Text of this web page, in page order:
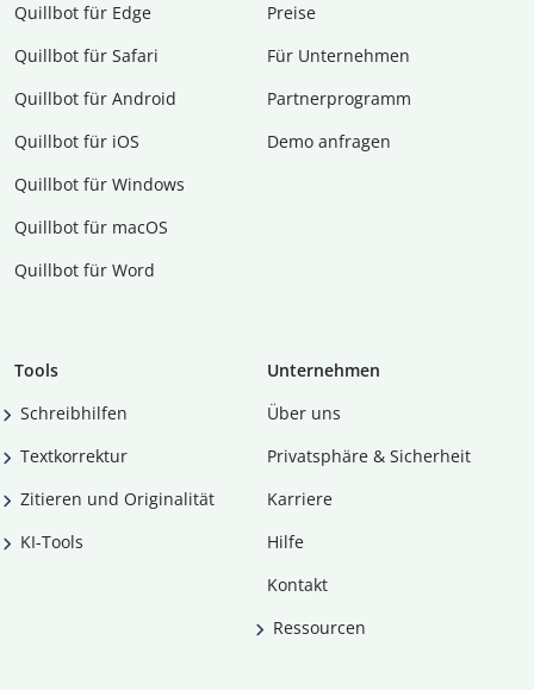
Quillbot für Edge
Quillbot für Safari
Quillbot für Android
Quillbot für iOS
Quillbot für Windows
Quillbot für macOS
Quillbot für Word
Preise
Für Unternehmen
Partnerprogramm
Demo anfragen
Tools
Schreibhilfen
Textkorrektur
Zitieren und Originalität
KI-Tools
Unternehmen
Über uns
Privatsphäre & Sicherheit
Karriere
Hilfe
Kontakt
Ressourcen